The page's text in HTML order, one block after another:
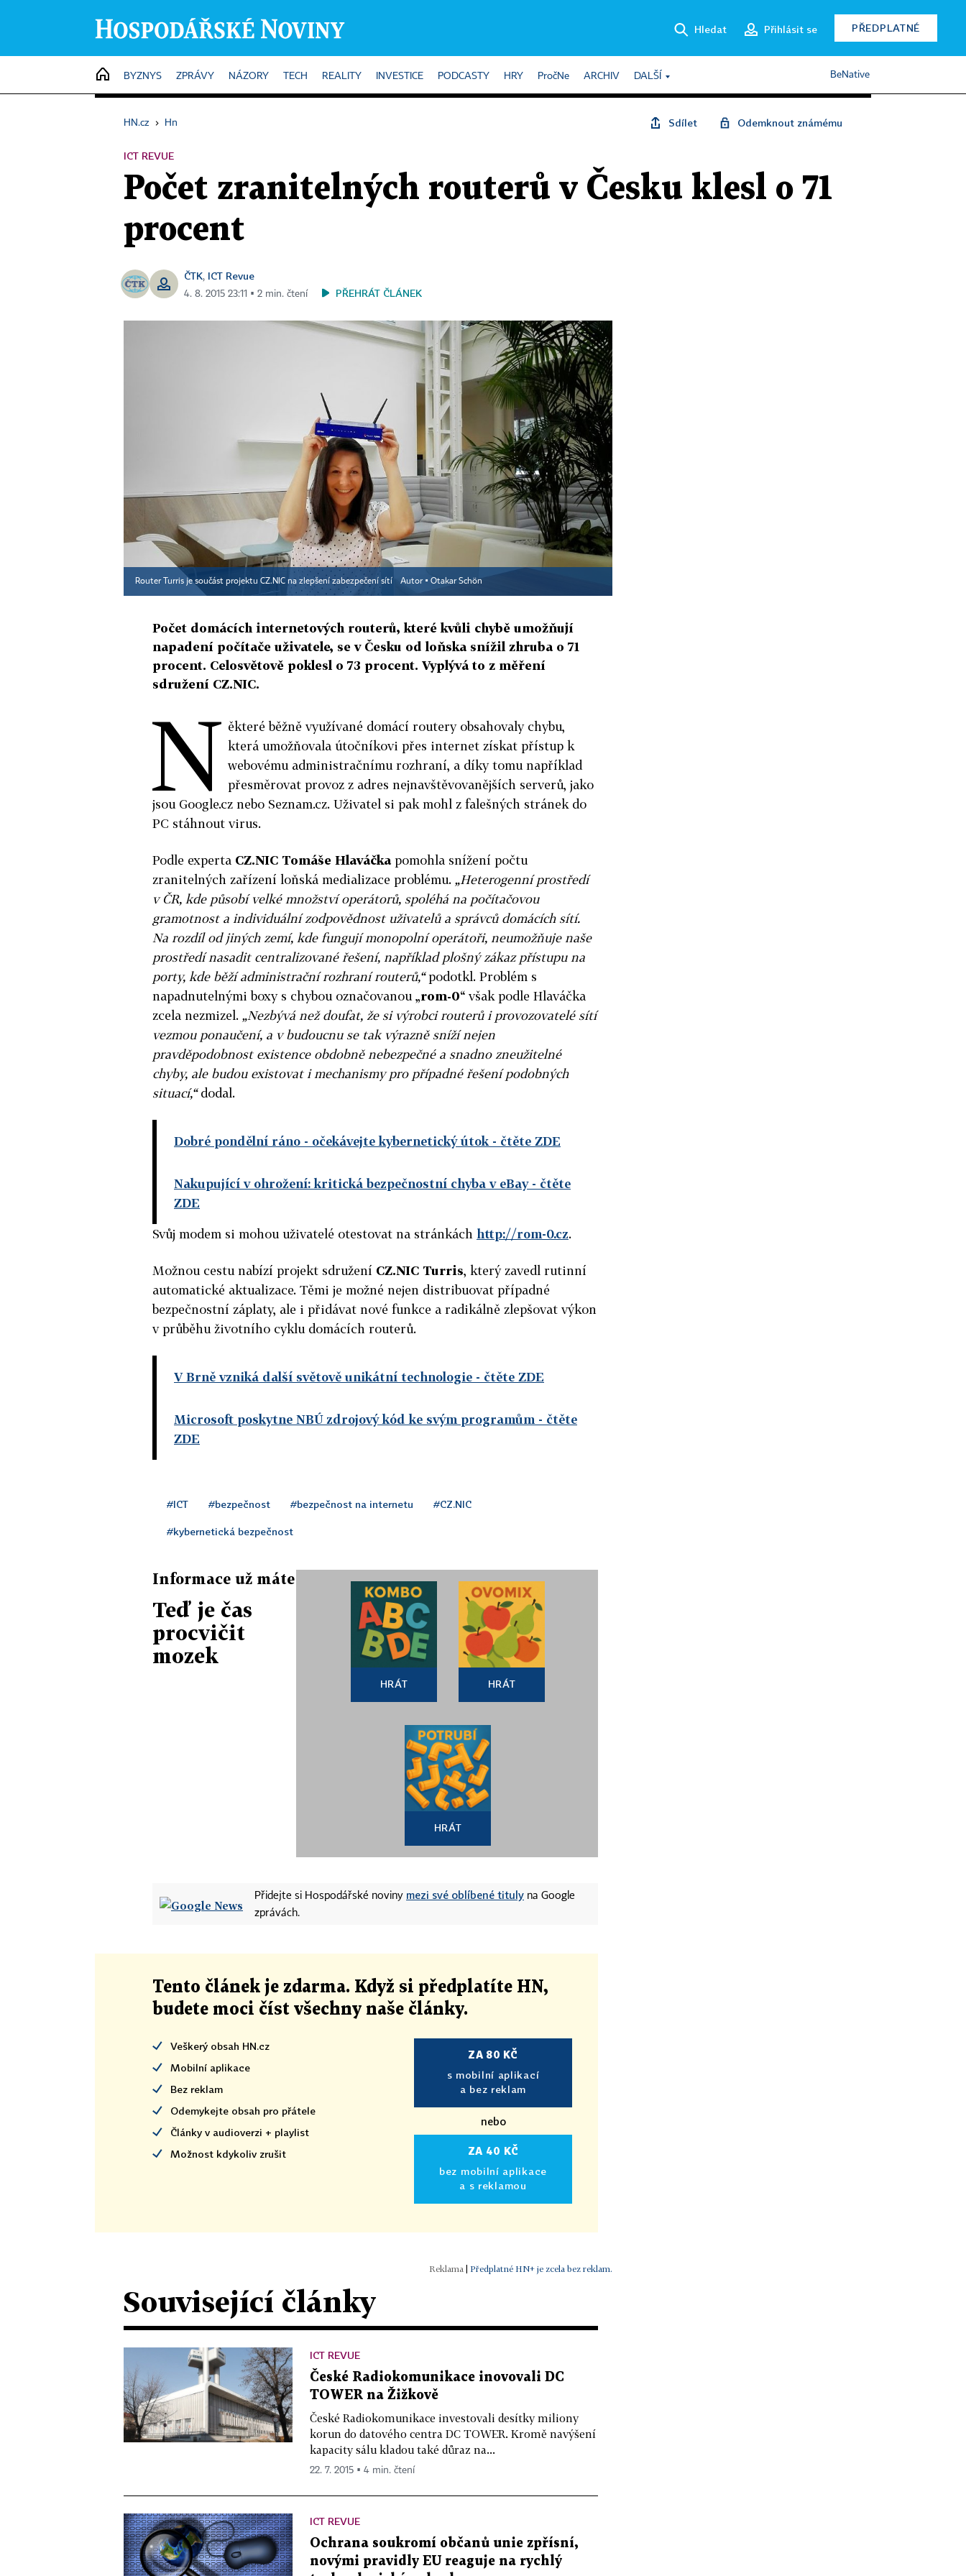
Hledat Přihlásit se PŘEDPLATNÉ
HOME
BYZNYS ZPRÁVY NÁZORY TECH REALITY INVESTICE PODCASTY HRY PročNe ARCHIV DALŠÍ BeNative
HN.cz › Hn Sdílet Odemknout známému
ICT REVUE
Počet zranitelných routerů v Česku klesl o 71
procent
ČTK, ICT Revue
4. 8. 2015 23:11 ▪ 2 min. čtení PŘEHRÁT ČLÁNEK
Router Turris je součást projektu CZ.NIC na zlepšení zabezpečení sítí Autor ▪ Otakar Schön
Počet domácích internetových routerů, které kvůli chybě umožňují
napadení počítače uživatele, se v Česku od loňska snížil zhruba o 71
procent. Celosvětově poklesl o 73 procent. Vyplývá to z měření
sdružení CZ.NIC.
N ěkteré běžně využívané domácí routery obsahovaly chybu,
která umožňovala útočníkovi přes internet získat přístup k
webovému administračnímu rozhraní, a díky tomu například
přesměrovat provoz z adres nejnavštěvovanějších serverů, jako
jsou Google.cz nebo Seznam.cz. Uživatel si pak mohl z falešných stránek do
PC stáhnout virus.
Podle experta CZ.NIC Tomáše Hlaváčkapomohla snížení počtu
zranitelných zařízení loňská medializace problému. „Heterogenní prostředí
v ČR, kde působí velké množství operátorů, spoléhá na počítačovou
gramotnost a individuální zodpovědnost uživatelů a správců domácích sítí.
Na rozdíl od jiných zemí, kde fungují monopolní operátoři, neumožňuje naše
prostředí nasadit centralizované řešení, například plošný zákaz přístupu na
porty, kde běží administrační rozhraní routerů,“podotkl. Problém s
napadnutelnými boxy s chybou označovanou „rom-0“ však podle Hlaváčka
zcela nezmizel. „Nezbývá než doufat, že si výrobci routerů i provozovatelé sítí
vezmou ponaučení, a v budoucnu se tak výrazně sníží nejen
pravděpodobnost existence obdobně nebezpečné a snadno zneužitelné
chyby, ale budou existovat i mechanismy pro případné řešení podobných
situací,“dodal.
Dobré pondělní ráno - očekávejte kybernetický útok - čtěte ZDE
Nakupující v ohrožení: kritická bezpečnostní chyba v eBay- čtěte
ZDE
Svůj modem si mohou uživatelé otestovat na stránkách http://rom-0.cz.
Možnou cestu nabízí projekt sdružení CZ.NIC Turris, který zavedl rutinní
automatické aktualizace. Těmi je možné nejen distribuovat případné
bezpečnostní záplaty, ale i přidávat nové funkce a radikálně zlepšovat výkon
v průběhu životního cyklu domácích routerů.
V Brně vzniká další světově unikátní technologie - čtěte ZDE
Microsoft poskytne NBÚ zdrojový kód ke svým programům - čtěte
ZDE
#ICT #bezpečnost #bezpečnost na internetu #CZ.NIC
#kybernetická bezpečnost
Informace už máte
Teď je čas
procvičit
mozek
HRÁT HRÁT
HRÁT
Přidejte si Hospodářské noviny mezi své oblíbené tituly na Google
zprávách.
Tento článek je zdarma. Když si předplatíte HN,
budete moci číst všechny naše články.
Veškerý obsah HN.cz
Mobilní aplikace
Bez reklam
Odemykejte obsah pro přátele
Články v audioverzi + playlist
Možnost kdykoliv zrušit
ZA 80 KČ
s mobilní aplikací
a bez reklam
nebo
ZA 40 KČ
bez mobilní aplikace
a s reklamou
| Předplatné HN+ je zcela bez reklam.
Související články
ICT REVUE
České Radiokomunikace inovovali DC
TOWER na Žižkově
České Radiokomunikace investovali desítky miliony
korun do datového centra DC TOWER. Kromě navýšení
kapacity sálu kladou také důraz na...
22. 7. 2015 ▪ 4 min. čtení
ICT REVUE
Ochrana soukromí občanů unie zpřísní,
novými pravidly EU reaguje na rychlý